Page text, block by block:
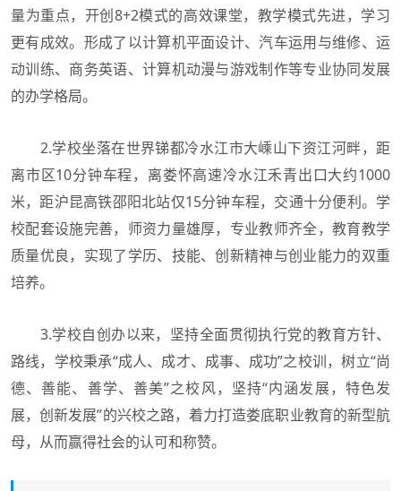
量为重点，开创8+2模式的高效课堂，教学模式先进，学习
更有成效。形成了以计算机平面设计、汽车运用与维修、运
动训练、商务英语、计算机动漫与游戏制作等专业协同发展
的办学格局。
2.学校坐落在世界锑都冷水江市大嵊山下资江河畔，距
离市区10分钟车程，离娄怀高速冷水江禾青出口大约1000
米，距沪昆高铁邵阳北站仅15分钟车程，交通十分便利。学
校配套设施完善，师资力量雄厚，专业教师齐全，教育教学
质量优良，实现了学历、技能、创新精神与创业能力的双重
培养。
3.学校自创办以来，坚持全面贯彻执行党的教育方针、
路线，学校秉承“成人、成才、成事、成功”之校训，树立“尚
德、善能、善学、善美”之校风，坚持“内涵发展，特色发
展，创新发展”的兴校之路，着力打造娄底职业教育的新型航
母，从而赢得社会的认可和称赞。